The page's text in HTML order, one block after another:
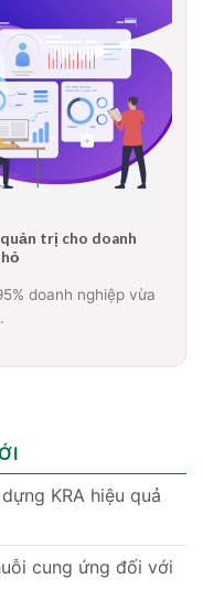
trị cho doanh
doanh nghiệp vừa
KRA hiệu quả
cung ứng đối với